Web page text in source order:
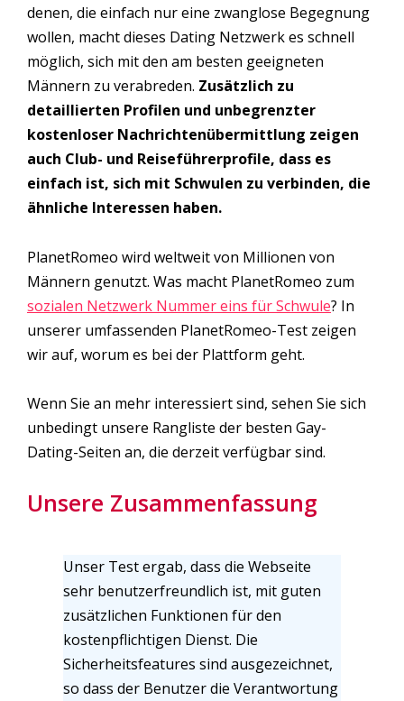
denen, die einfach nur eine zwanglose Begegnung
wollen, macht dieses Dating Netzwerk es schnell
möglich, sich mit den am besten geeigneten
Männern zu verabreden. Zusätzlich zu
detaillierten Profilen und unbegrenzter
kostenloser Nachrichtenübermittlung zeigen
auch Club- und Reiseführerprofile, dass es
einfach ist, sich mit Schwulen zu verbinden, die
ähnliche Interessen haben.
PlanetRomeo wird weltweit von Millionen von
Männern genutzt. Was macht PlanetRomeo zum
sozialen Netzwerk Nummer eins für Schwule? In
unserer umfassenden PlanetRomeo-Test zeigen
wir auf, worum es bei der Plattform geht.
Wenn Sie an mehr interessiert sind, sehen Sie sich
unbedingt unsere Rangliste der besten Gay-
Dating-Seiten an, die derzeit verfügbar sind.
Unsere Zusammenfassung
Unser Test ergab, dass die Webseite
sehr benutzerfreundlich ist, mit guten
zusätzlichen Funktionen für den
kostenpflichtigen Dienst. Die
Sicherheitsfeatures sind ausgezeichnet,
so dass der Benutzer die Verantwortung